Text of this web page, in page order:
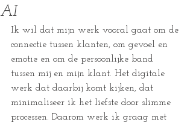
AI
Ik wil dat mijn werk vooral gaat om de
connectie tussen klanten, om gevoel en
emotie en om de persoonlijke band
tussen mij en mijn klant. Het digitale
werk dat daarbij komt kijken, dat
minimaliseer ik het liefste door slimme
processen. Daarom werk ik graag met